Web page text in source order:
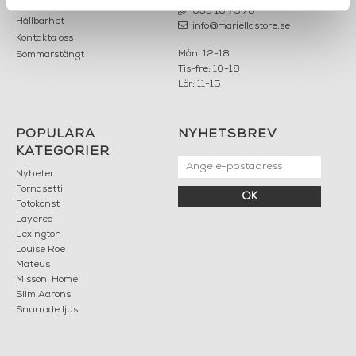
Hållbarhet
Kontakta oss
Sommarstängt
033 10 75 76
info@mariellastore.se
Mån: 12-18
Tis-fre: 10-18
Lör: 11-15
POPULÄRA
KATEGORIER
Nyheter
Fornasetti
Fotokonst
Layered
Lexington
Louise Roe
Mateus
Missoni Home
Slim Aarons
Snurrade ljus
NYHETSBREV
OK